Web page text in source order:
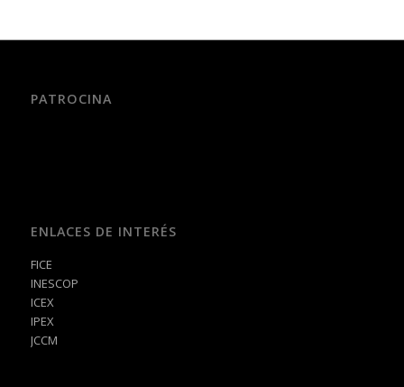
PATROCINA
ENLACES DE INTERÉS
FICE
INESCOP
ICEX
IPEX
JCCM